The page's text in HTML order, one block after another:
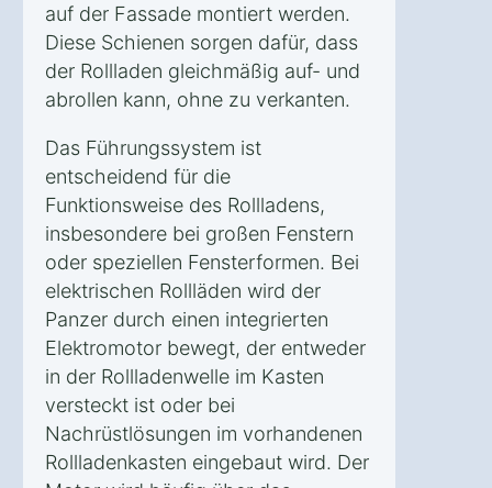
auf der Fassade montiert werden.
Diese Schienen sorgen dafür, dass
der Rollladen gleichmäßig auf- und
abrollen kann, ohne zu verkanten.
Das Führungssystem ist
entscheidend für die
Funktionsweise des Rollladens,
insbesondere bei großen Fenstern
oder speziellen Fensterformen. Bei
elektrischen Rollläden wird der
Panzer durch einen integrierten
Elektromotor bewegt, der entweder
in der Rollladenwelle im Kasten
versteckt ist oder bei
Nachrüstlösungen im vorhandenen
Rollladenkasten eingebaut wird. Der